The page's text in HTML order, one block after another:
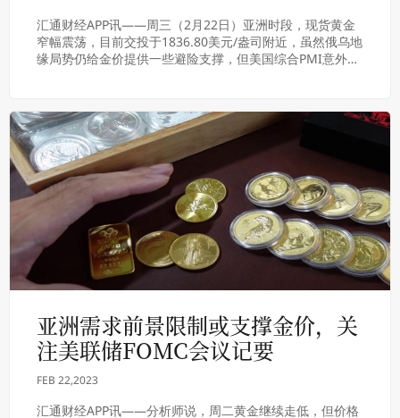
汇通财经APP讯——周三（2月22日）亚洲时段，现货黄金
窄幅震荡，目前交投于1836.80美元/盎司附近，虽然俄乌地
缘局势仍给金价提供一些避险支撑，但美国综合PMI意外升
亚洲需求前景限制或支撑金价，关
注美联储FOMC会议记要
FEB 22,2023
汇通财经APP讯——分析师说，周二黄金继续走低，但价格